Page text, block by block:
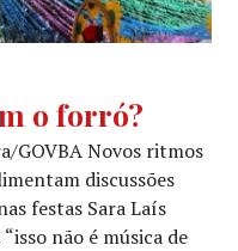
o forró?
GOVBA Novos ritmos
discussões
festas Sara Laís
não é música de